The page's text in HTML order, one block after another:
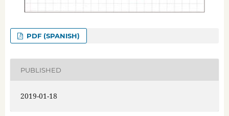
PDF (SPANISH)
PUBLISHED
2019-01-18